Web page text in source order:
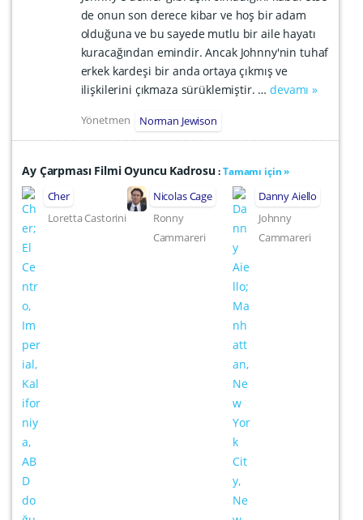
de onun son derece kibar ve hoş bir adam
olduğuna ve bu sayede mutlu bir aile hayatı
kuracağından emindir. Ancak Johnny'nin tuhaf
erkek kardeşi bir anda ortaya çıkmış ve
ilişkilerini çıkmaza sürüklemiştir. …devamı »
Yönetmen Norman Jewison
Ay Çarpması Filmi Oyuncu Kadrosu:Tamamı için »
Cher
Loretta Castorini
Nicolas Cage
Ronny
Cammareri
Danny Aiello
Johnny
Cammareri